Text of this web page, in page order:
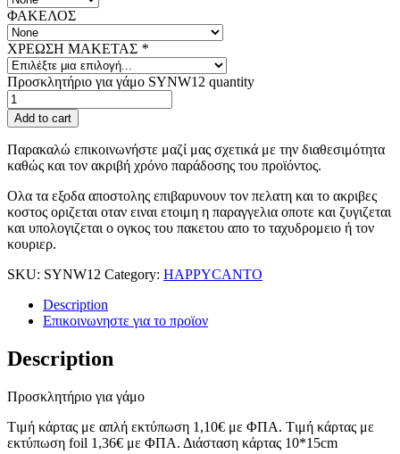
ΦΑΚΕΛΟΣ
ΧΡΕΩΣΗ ΜΑΚΕΤΑΣ *
Προσκλητήριο για γάμο SYNW12 quantity
Add to cart
Παρακαλώ επικοινωνήστε μαζί μας σχετικά με την διαθεσιμότητα
καθώς και τον ακριβή χρόνο παράδοσης του προϊόντος.
Ολα τα εξοδα αποστολης επιβαρυνουν τον πελατη και το ακριβες
κοστος οριζεται οταν ειναι ετοιμη η παραγγελια οποτε και ζυγιζεται
και υπολογιζεται ο ογκος του πακετου απο το ταχυδρομειο ή τον
κουριερ.
SKU: SYNW12 Category: HAPPYCANTO
Description
Επικοινωνηστε για το προϊoν
Description
Προσκλητήριο για γάμο
Tιμή κάρτας με απλή εκτύπωση 1,10€ με ΦΠΑ. Tιμή κάρτας με
εκτύπωση foil 1,36€ με ΦΠΑ. Διάσταση κάρτας 10*15cm